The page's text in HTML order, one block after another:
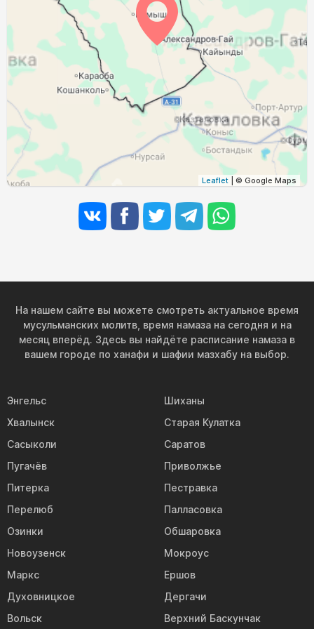
04:14 05:59 12:46 16:30 19:33 21:10
Leaflet | © Google Maps
На нашем сайте вы можете смотреть актуальное время
мусульманских молитв, время намаза на сегодня и на
месяц вперёд. Здесь вы найдёте расписание намаза в
вашем городе по ханафи и шафии мазхабу на выбор.
Энгельс
Шиханы
Хвалынск
Старая Кулатка
Сасыколи
Саратов
Пугачёв
Приволжье
Питерка
Пестравка
Перелюб
Палласовка
Озинки
Обшаровка
Новоузенск
Мокроус
Маркс
Ершов
Духовницкое
Дергачи
Вольск
Верхний Баскунчак